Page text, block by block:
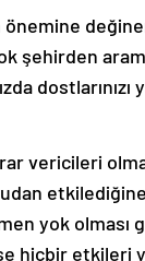
şehirden
vericileri
yok olması
hiçbir etkileri